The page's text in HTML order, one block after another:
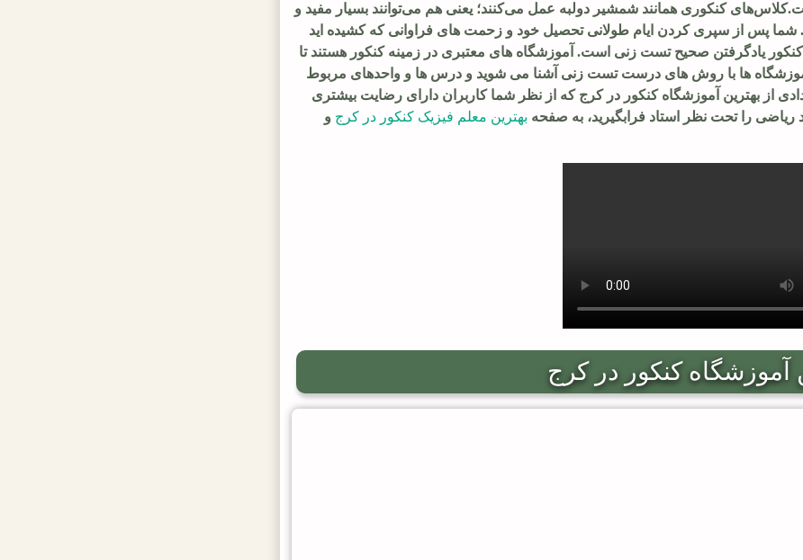
کنکوری همانند شمشیر دولبه عمل می‌کنند؛ یعنی هم می‌توانند بسیار مفید و
شما پس از سپری کردن ایام طولانی تحصیل خود و زحمت های فراوانی که کشیده اید
یادگرفتن صحیح تست زنی است. آموزشگاه های معتبری در زمینه کنکور هستند تا
آموزشگاه ها با روش های درست تست زنی آشنا می شوید و درس ها و واحدهای مربوط
از بهترین آموزشگاه کنکور در کرج که از نظر شما کاربران دارای رضایت بیشتری
را تحت نظر استاد فرابگیرید، به صفحه بهترین معلم فیزیک کنکور در کرج و